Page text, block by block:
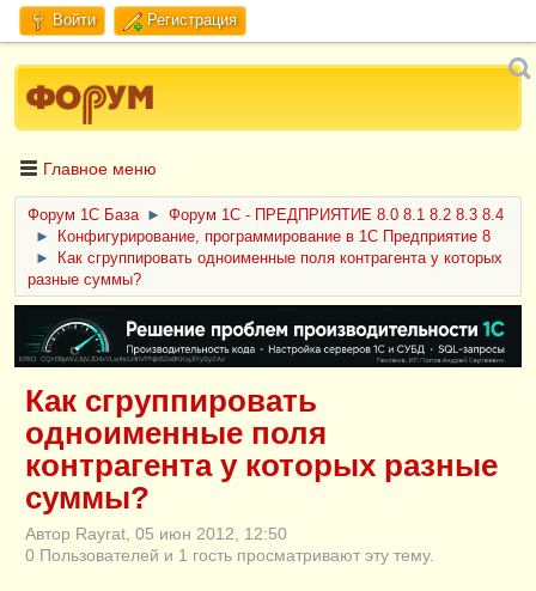
Войти Регистрация
Главное меню
Форум 1C База ►
Форум 1С - ПРЕДПРИЯТИЕ 8.0 8.1 8.2 8.3 8.4
►
Конфигурирование, программирование в 1С Предприятие 8
►
Как сгруппировать одноименные поля контрагента у которых
разные суммы?
ERID: CQH36pWzJqVJD4xVLsnhcU4hVPNjkBZe8KKxjJiYySyZAz
Как сгруппировать
одноименные поля
контрагента у которых разные
суммы?
Автор Rayrat, 05 июн 2012, 12:50
0 Пользователей и 1 гость просматривают эту тему.